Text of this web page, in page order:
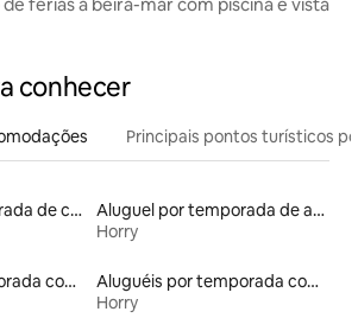
conhecer
Principais pontos turísticos
Aluguel por temporada de casas de veraneio
Aluguel por temporada de apart-hotéis
Horry
Aluguéis por temporada com suítes privativas
Aluguéis por temporada com banheira de hidromassagem
Horry